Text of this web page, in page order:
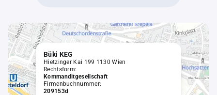
Büki KEG
Hietzinger Kai 199 1130 Wien
Rechtsform:
Kommanditgesellschaft
Firmenbuchnummer:
209153d